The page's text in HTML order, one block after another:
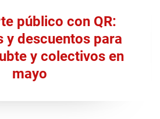
público con QR:
y descuentos para
y colectivos en
mayo